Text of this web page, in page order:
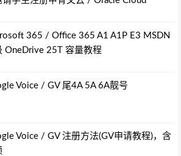
365 / Office 365 A1 A1P E3 MSDN
OneDrive 25T 容量教程
Voice / GV 尾4A 5A 6A靓号
Voice / GV 注册方法(GV申请教程)，含